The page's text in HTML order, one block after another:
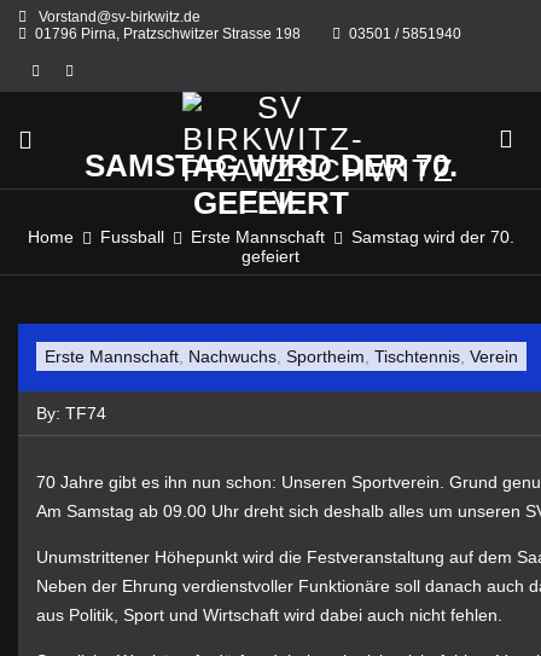
Skip
Vorstand@sv-birkwitz.de
01796 Pirna, Pratzschwitzer Strasse 198
03501 / 5851940
SAMSTAG WIRD DER 70.
GEFEIERT
Home Fussball Erste Mannschaft
Samstag wird der 70.
gefeiert
Erste Mannschaft Nachwuchs Sportheim Tischtennis Verein
By: TF74
70 Jahre gibt es ihn nun schon: Unseren Sportverein. Grund
Am Samstag ab 09.00 Uhr dreht sich deshalb alles um unseren
Unumstrittener Höhepunkt wird die Festveranstaltung auf dem
Neben der Ehrung verdienstvoller Funktionäre soll danach auch
aus Politik, Sport und Wirtschaft wird dabei auch nicht fehlen.